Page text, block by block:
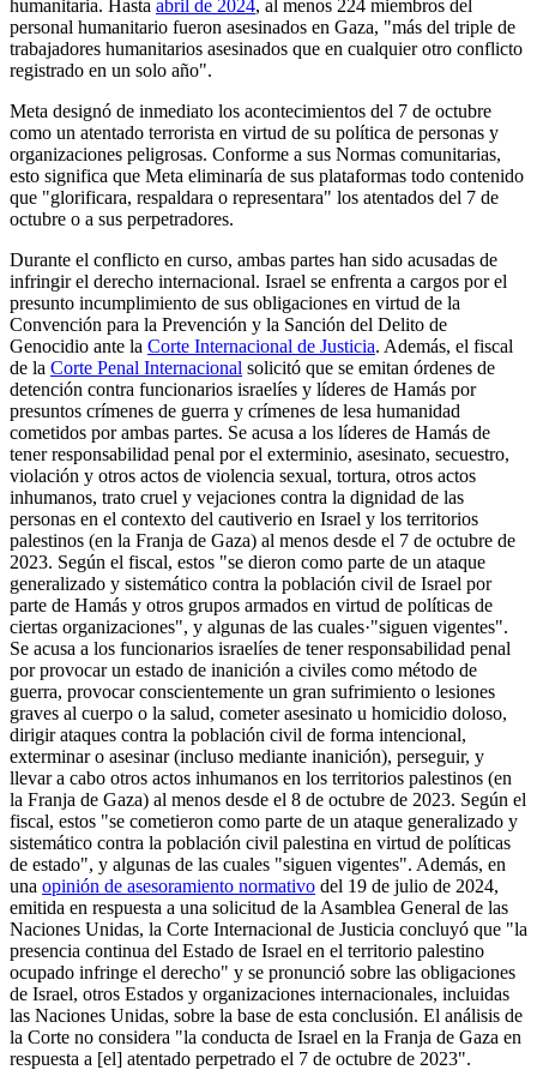
humanitaria. Hasta abril de 2024, al menos 224 miembros del
personal humanitario fueron asesinados en Gaza, "más del triple de
trabajadores humanitarios asesinados que en cualquier otro conflicto
registrado en un solo año".
Meta designó de inmediato los acontecimientos del 7 de octubre
como un atentado terrorista en virtud de su política de personas y
organizaciones peligrosas. Conforme a sus Normas comunitarias,
esto significa que Meta eliminaría de sus plataformas todo contenido
que "glorificara, respaldara o representara" los atentados del 7 de
octubre o a sus perpetradores.
Durante el conflicto en curso, ambas partes han sido acusadas de
infringir el derecho internacional. Israel se enfrenta a cargos por el
presunto incumplimiento de sus obligaciones en virtud de la
Convención para la Prevención y la Sanción del Delito de
Genocidio ante la Corte Internacional de Justicia. Además, el fiscal
de la Corte Penal Internacional solicitó que se emitan órdenes de
detención contra funcionarios israelíes y líderes de Hamás por
presuntos crímenes de guerra y crímenes de lesa humanidad
cometidos por ambas partes. Se acusa a los líderes de Hamás de
tener responsabilidad penal por el exterminio, asesinato, secuestro,
violación y otros actos de violencia sexual, tortura, otros actos
inhumanos, trato cruel y vejaciones contra la dignidad de las
personas en el contexto del cautiverio en Israel y los territorios
palestinos (en la Franja de Gaza) al menos desde el 7 de octubre de
2023. Según el fiscal, estos "se dieron como parte de un ataque
generalizado y sistemático contra la población civil de Israel por
parte de Hamás y otros grupos armados en virtud de políticas de
ciertas organizaciones", y algunas de las cuales·"siguen vigentes".
Se acusa a los funcionarios israelíes de tener responsabilidad penal
por provocar un estado de inanición a civiles como método de
guerra, provocar conscientemente un gran sufrimiento o lesiones
graves al cuerpo o la salud, cometer asesinato u homicidio doloso,
dirigir ataques contra la población civil de forma intencional,
exterminar o asesinar (incluso mediante inanición), perseguir, y
llevar a cabo otros actos inhumanos en los territorios palestinos (en
la Franja de Gaza) al menos desde el 8 de octubre de 2023. Según el
fiscal, estos "se cometieron como parte de un ataque generalizado y
sistemático contra la población civil palestina en virtud de políticas
de estado", y algunas de las cuales "siguen vigentes". Además, en
una opinión de asesoramiento normativo del 19 de julio de 2024,
emitida en respuesta a una solicitud de la Asamblea General de las
Naciones Unidas, la Corte Internacional de Justicia concluyó que "la
presencia continua del Estado de Israel en el territorio palestino
ocupado infringe el derecho" y se pronunció sobre las obligaciones
de Israel, otros Estados y organizaciones internacionales, incluidas
las Naciones Unidas, sobre la base de esta conclusión. El análisis de
la Corte no considera "la conducta de Israel en la Franja de Gaza en
respuesta a [el] atentado perpetrado el 7 de octubre de 2023".